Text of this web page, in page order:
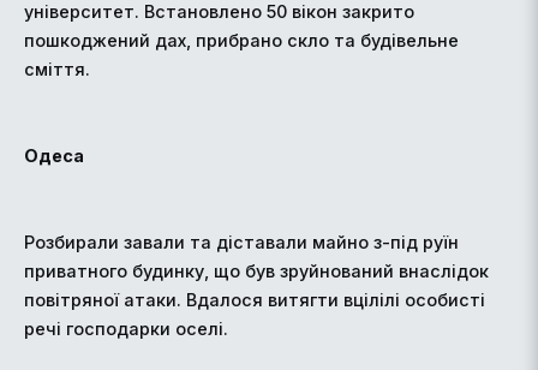
університет. Встановлено 50 вікон закрито
пошкоджений дах, прибрано скло та будівельне
сміття.
Одеса
Розбирали завали та діставали майно з-під руїн
приватного будинку, що був зруйнований внаслідок
повітряної атаки. Вдалося витягти вцілілі особисті
речі господарки оселі.